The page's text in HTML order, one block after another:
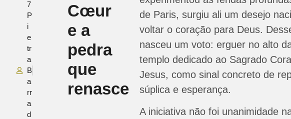
7
P
i
e
tr
a
B
a
rr
a
d
Cœur
e a
pedra
que
renasce
de Paris, surgiu ali um desejo
voltar o coração para Deus.
nasceu um voto: erguer no alto
templo dedicado ao Sagrado
Jesus, como sinal concreto de
súplica e esperança.
A iniciativa não foi unanimidade